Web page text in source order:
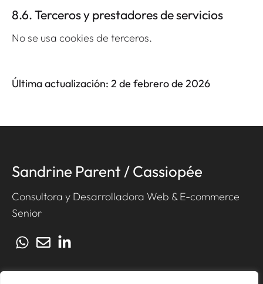
8.6. Terceros y prestadores de servicios
No se usa cookies de terceros.
Última actualización: 2 de febrero de 2026
Sandrine Parent / Cassiopée
Consultora y Desarrolladora Web & E-commerce
Senior